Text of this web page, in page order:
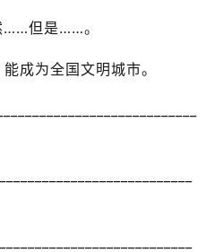
但是……。
为全国文明城市。